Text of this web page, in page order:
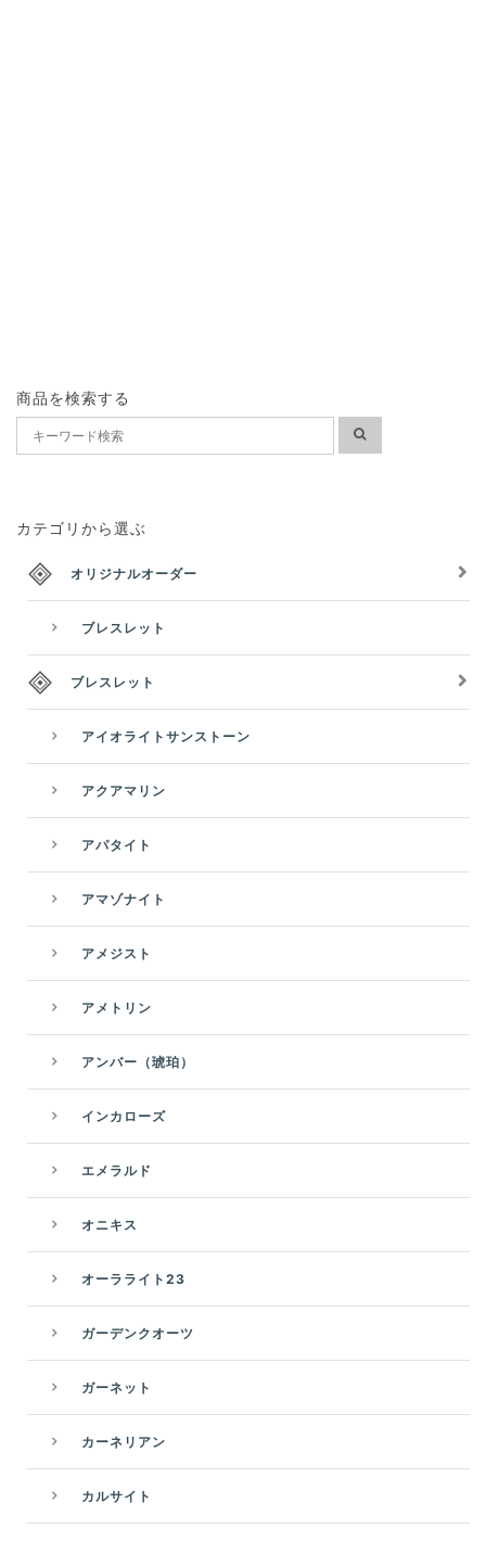
商品を検索する
カテゴリから選ぶ
オリジナルオーダー
ブレスレット
ブレスレット
アイオライトサンストーン
アクアマリン
アパタイト
アマゾナイト
アメジスト
アメトリン
アンバー（琥珀）
インカローズ
エメラルド
オニキス
オーラライト23
ガーデンクオーツ
ガーネット
カーネリアン
カルサイト